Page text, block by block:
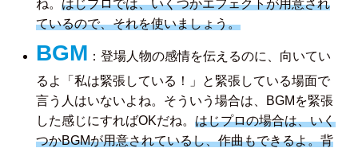
ね。はじプロでは、いくつかエフェクトが用意され
ているので、それを使いましょう。
BGM ：登場人物の感情を伝えるのに、向いてい
るよ「私は緊張している！」と緊張している場面で
言う人はいないよね。そういう場合は、BGMを緊張
した感じにすればOKだね。はじプロの場合は、いく
つかBGMが用意されているし、作曲もできるよ。背